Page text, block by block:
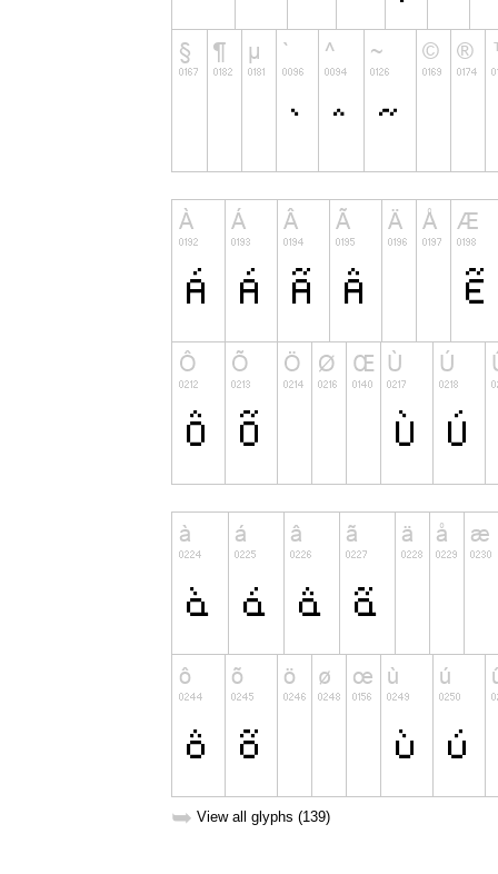
➥ View all glyphs (139)